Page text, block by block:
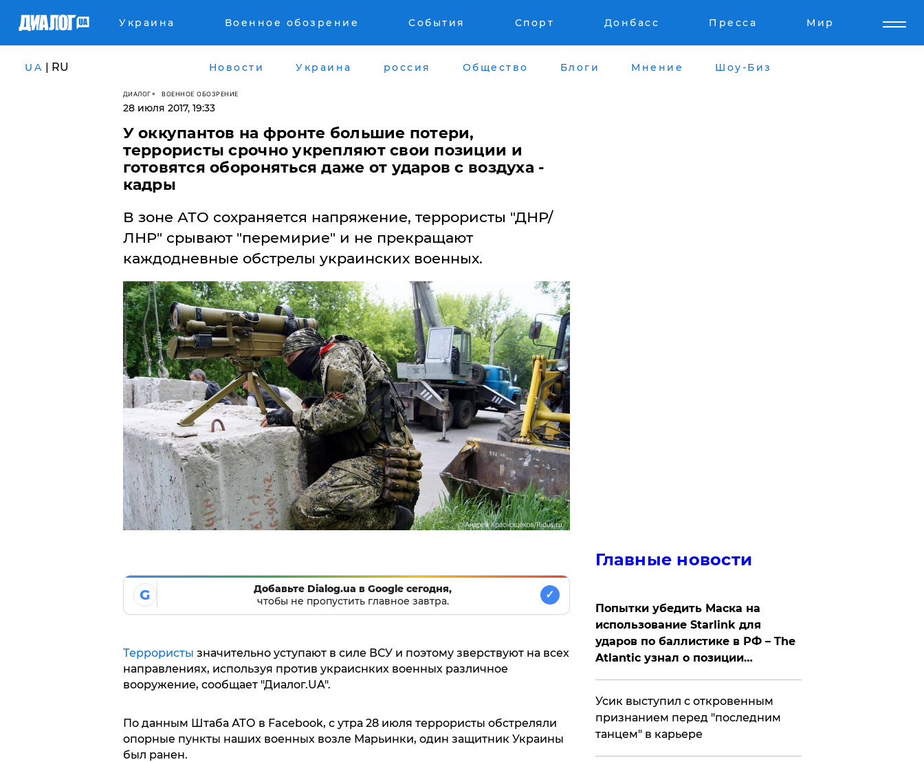
Украина Военное обозрение События Спорт Донбасс Пресса Мир
UA | RU Новости Украина россия Общество Блоги Мнение Шоу-Биз
ДИАЛОГ ВОЕННОЕ ОБОЗРЕНИЕ
28 июля 2017, 19:33
У оккупантов на фронте большие потери,
террористы срочно укрепляют свои позиции и
готовятся обороняться даже от ударов с воздуха -
кадры
В зоне АТО сохраняется напряжение, террористы "ДНР/
ЛНР" срывают "перемирие" и не прекращают
каждодневные обстрелы украинских военных.
G
Добавьте Dialog.ua в Google сегодня,
чтобы не пропустить главное завтра.
✓
Террористы значительно уступают в силе ВСУ и поэтому зверствуют на всех
направлениях, используя против украиснких военных различное
вооружение, сообщает "Диалог.UA".
По данным Штаба АТО в Facebook, с утра 28 июля террористы обстреляли
опорные пункты наших военных возле Марьинки, один защитник Украины
был ранен.
Главные новости
Попытки убедить Маска на
использование Starlink для
ударов по баллистике в РФ – The
Atlantic узнал о позиции
Усик выступил с откровенным
признанием перед "последним
танцем" в карьере